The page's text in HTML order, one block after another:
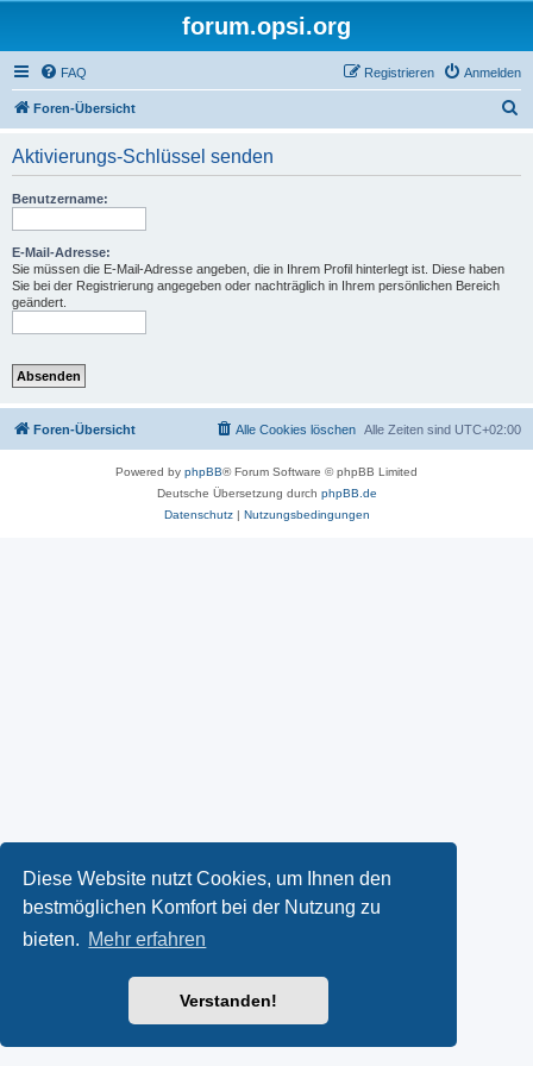
Diese Website nutzt Cookies, um Ihnen den
bestmöglichen Komfort bei der Nutzung zu
bieten. Mehr erfahren
Verstanden!
forum.opsi.org
FAQ Anmelden
Registrieren
Foren-Übersicht
Aktivierungs-Schlüssel senden
Benutzername:
E-Mail-Adresse:
Sie müssen die E-Mail-Adresse angeben, die in Ihrem Profil hinterlegt ist. Diese haben
Sie bei der Registrierung angegeben oder nachträglich in Ihrem persönlichen Bereich
geändert.
Foren-Übersicht Alle Zeiten sind UTC+02:00
Alle Cookies löschen
Powered by phpBB® Forum Software © phpBB Limited
Deutsche Übersetzung durch phpBB.de
Datenschutz| Nutzungsbedingungen